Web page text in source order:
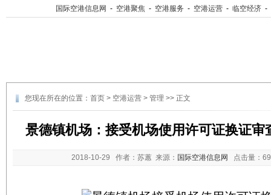
国际空港信息网 - 空港聚焦 - 空港服务 - 空港运营 - 临空经济 -
您现在所在的位置： 首页 > 空港运营 > 管理 >> 正文
景德镇机场：接受机场使用许可证换证审
2018-10-29 作者：苏蕙 来源： 国际空港信息网 点击量：